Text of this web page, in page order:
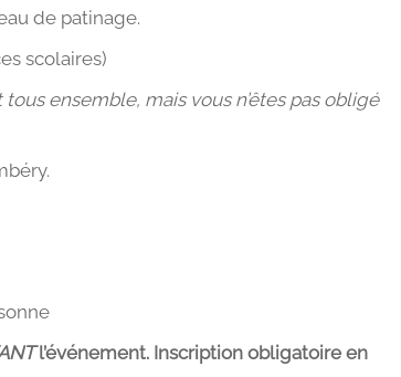
de patinage.
scolaires)
tous ensemble, mais vous n’êtes pas obligé
l’événement. Inscription obligatoire en